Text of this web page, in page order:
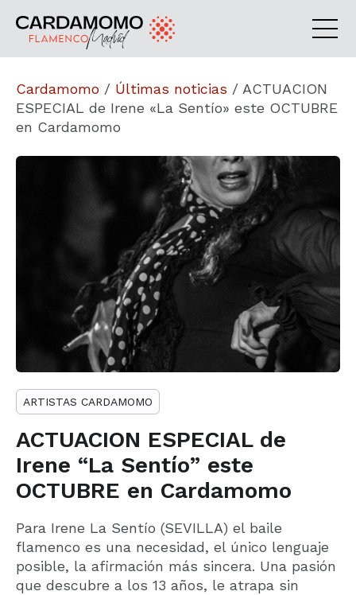
Cardamomo / Últimas noticias / ACTUACION
ESPECIAL de Irene «La Sentío» este OCTUBRE
en Cardamomo
ARTISTAS CARDAMOMO
ACTUACION ESPECIAL de
Irene “La Sentío” este
OCTUBRE en Cardamomo
Para Irene La Sentío (SEVILLA) el baile
flamenco es una necesidad, el único lenguaje
posible, la afirmación más sincera. Una pasión
que descubre a los 13 años, le atrapa sin